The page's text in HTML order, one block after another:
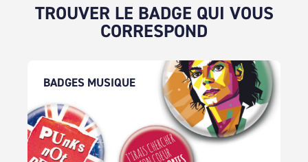
TROUVER LE BADGE QUI VOUS
CORRESPOND
BADGES MUSIQUE
BADGES MUSIQUE
Choisissez parmi notre sélection de badges et
magnets personnalisés des tubes les plus
incontournables ! Artistes, musiques, genres...
Peaufinez votre style !